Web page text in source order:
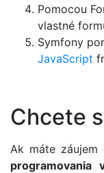
Pomocou
vlastné
Symfony
JavaScript
Chcete
Ak máte záujem
programovania